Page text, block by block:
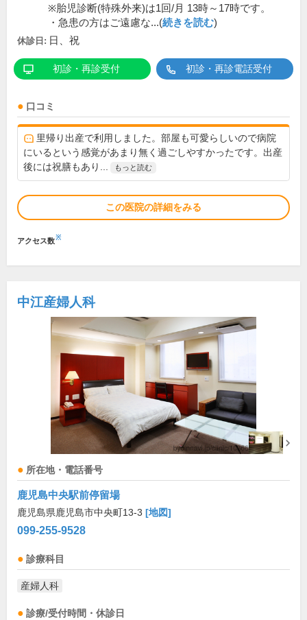
※胎児診断(特殊外来)は1回/月 13時～17時です。
・急患の方はご遠慮な...(続きを読む)
休診日: 日、祝
初診・再診受付 初診・再診電話受付
口コミ
里帰り出産で利用しました。部屋も可愛らしいので病院
にいるという感覚があまり無く過ごしやすかったです。出産
後には祝膳もあり...
もっと読む
この医院の詳細をみる
アクセス数※
中江産婦人科
所在地・電話番号
鹿児島中央駅前停留場
鹿児島県鹿児島市中央町13-3 [地図]
099-255-9528
診療科目
産婦人科
診療/受付時間・休診日